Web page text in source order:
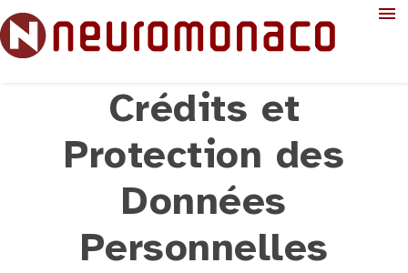
Conseils
Support
Crédits et
Protection des
Données
Personnelles